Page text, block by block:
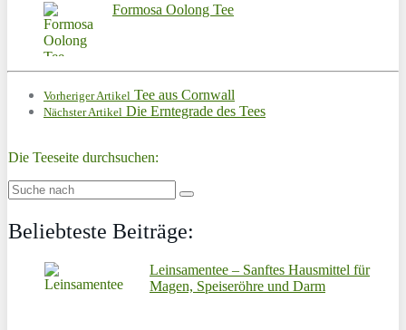
Formosa Oolong Tee
Vorheriger Artikel Tee aus Cornwall
Nächster Artikel Die Erntegrade des Tees
Die Teeseite durchsuchen:
Beliebteste Beiträge:
Leinsamentee – Sanftes Hausmittel für
Magen, Speiseröhre und Darm